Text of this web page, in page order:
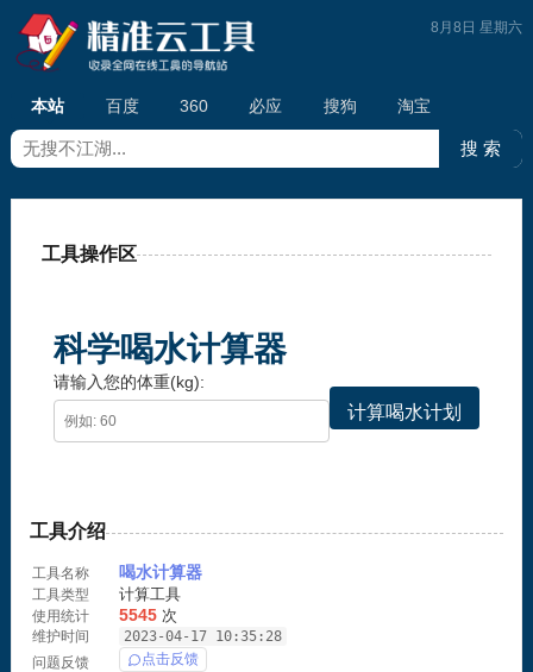
本站 百度 360 必应 搜狗 淘宝
8月8日 星期六
工具操作区
科学喝水计算器
请输入您的体重(kg):
计算喝水计划
工具介绍
工具名称 喝水计算器
工具类型 计算工具
使用统计 5545次
维护时间
2023-04-17 10:35:28
问题反馈
点击反馈